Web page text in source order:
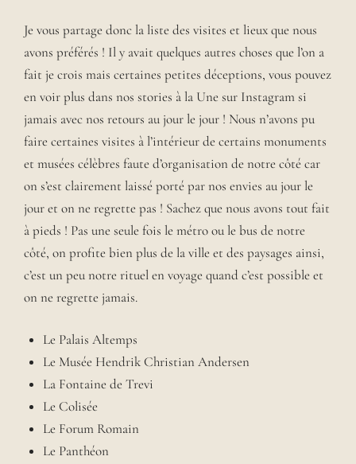
Je vous partage donc la liste des visites et lieux que nous
avons préférés ! Il y avait quelques autres choses que l’on a
fait je crois mais certaines petites déceptions, vous pouvez
en voir plus dans nos stories à la Une sur Instagram si
jamais avec nos retours au jour le jour ! Nous n’avons pu
faire certaines visites à l’intérieur de certains monuments
et musées célèbres faute d’organisation de notre côté car
on s’est clairement laissé porté par nos envies au jour le
jour et on ne regrette pas ! Sachez que nous avons tout fait
à pieds ! Pas une seule fois le métro ou le bus de notre
côté, on profite bien plus de la ville et des paysages ainsi,
c’est un peu notre rituel en voyage quand c’est possible et
on ne regrette jamais.
Le Palais Altemps
Le Musée Hendrik Christian Andersen
La Fontaine de Trevi
Le Colisée
Le Forum Romain
Le Panthéon